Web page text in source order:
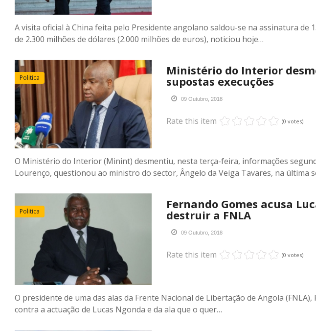
A visita oficial à China feita pelo Presidente angolano saldou-se na assinatura de
de 2.300 milhões de dólares (2.000 milhões de euros), noticiou hoje…
Politica
Ministério do Interior
supostas execuções
09 Outubro, 2018
Rate this item (0 votes)
O Ministério do Interior (Minint) desmentiu, nesta terça-feira, informações
Lourenço, questionou ao ministro do sector, Ângelo da Veiga Tavares, na última
Politica
Fernando Gomes acusa
destruir a FNLA
09 Outubro, 2018
Rate this item (0 votes)
O presidente de uma das alas da Frente Nacional de Libertação de Angola
contra a actuação de Lucas Ngonda e da ala que o quer…